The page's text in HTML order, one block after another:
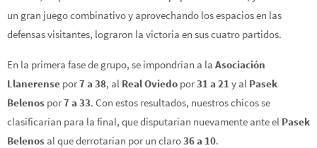
un gran juego combinativo y aprovechando los espacios en las
defensas visitantes, lograron la victoria en sus cuatro partidos.
En la primera fase de grupo, se impondrían a la Asociación
Llanerense por7 a 38, al Real Oviedo por 31 a 21 y al Pasek
Belenos por7 a 33. Con estos resultados, nuestros chicos se
clasificarían para la final, que disputarían nuevamente ante el Pasek
Belenos al que derrotarían por un claro 36 a 10.